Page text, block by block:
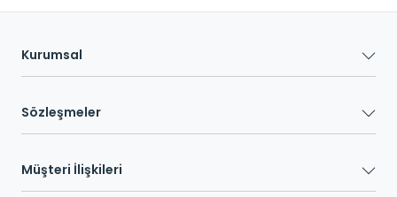
Kurumsal
Sözleşmeler
Müşteri İlişkileri